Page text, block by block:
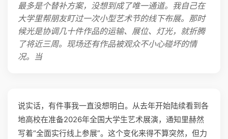
最多是个替补方案，没想到成了唯一通道。我自己在
大学里帮朋友盯过一次小型艺术节的线下布展。那时
候光是协调几十件作品的运输、展位、灯光，就折腾
了将近三周。现场还有作品被观众不小心碰坏的情
况。当
说实话，有件事我一直没想明白。从去年开始陆续看到各
地高校在准备2026年全国大学生艺术展演，通知里赫然
写着“全面实行线上参展”。这个变化来得不算突然，但力